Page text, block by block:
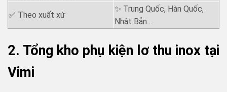
✅ Theo xuất xứ
✨ Trung Quốc, Hàn Quốc,
Nhật Bản…
2. Tổng kho phụ kiện lơ thu inox tại
Vimi